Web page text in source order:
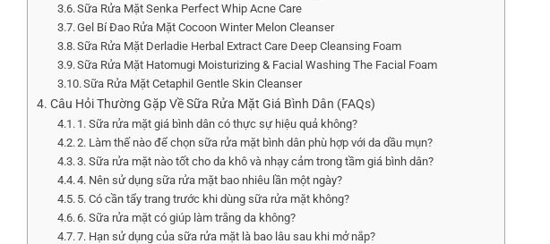
Sữa Rửa Mặt Senka Perfect Whip Acne Care
Gel Bí Đao Rửa Mặt Cocoon Winter Melon Cleanser
Sữa Rửa Mặt Derladie Herbal Extract Care Deep Cleansing Foam
Sữa Rửa Mặt Hatomugi Moisturizing & Facial Washing The Facial Foam
Sữa Rửa Mặt Cetaphil Gentle Skin Cleanser
Câu Hỏi Thường Gặp Về Sữa Rửa Mặt Giá Bình Dân (FAQs)
1. Sữa rửa mặt giá bình dân có thực sự hiệu quả không?
2. Làm thế nào để chọn sữa rửa mặt bình dân phù hợp với da dầu mụn?
3. Sữa rửa mặt nào tốt cho da khô và nhạy cảm trong tầm giá bình dân?
4. Nên sử dụng sữa rửa mặt bao nhiêu lần một ngày?
5. Có cần tẩy trang trước khi dùng sữa rửa mặt không?
6. Sữa rửa mặt có giúp làm trắng da không?
7. Hạn sử dụng của sữa rửa mặt là bao lâu sau khi mở nắp?